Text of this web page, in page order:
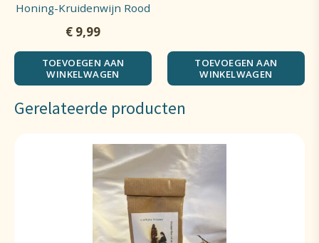
Honing-Kruidenwijn Rood
€ 9,99
TOEVOEGEN AAN
WINKELWAGEN
TOEVOEGEN AAN
WINKELWAGEN
Gerelateerde producten